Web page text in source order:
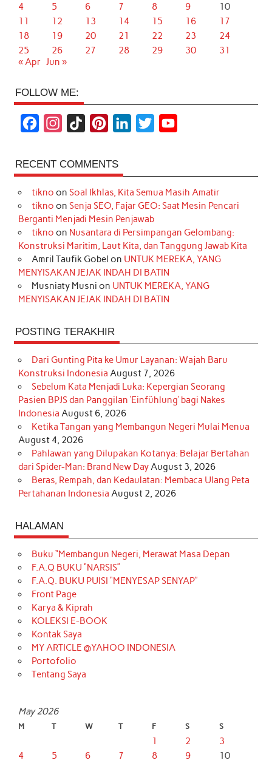
4
5 6 7 8 9
10
11
12 13 14 15 16
17
18
19 20 21 22 23
24
25
26 27 28 29 30
31
« Apr Jun »
FOLLOW ME:
c
e
b
o
k
s
t
a
r
a
m
k
T
o
k
n
t
e
r
e
s
t
k
e
d
I
n
t
t
r
T
u
e
RECENT COMMENTS
tikno on Soal Ikhlas, Kita Semua Masih Amatir
tikno on Senja SEO, Fajar GEO: Saat Mesin Pencari
Berganti Menjadi Mesin Penjawab
tikno on Nusantara di Persimpangan Gelombang:
Konstruksi Maritim, Laut Kita, dan Tanggung Jawab Kita
Amril Taufik Gobel on UNTUK MEREKA, YANG
MENYISAKAN JEJAK INDAH DI BATIN
Musniaty Musni on UNTUK MEREKA, YANG
MENYISAKAN JEJAK INDAH DI BATIN
POSTING TERAKHIR
Dari Gunting Pita ke Umur Layanan: Wajah Baru
Konstruksi Indonesia August 7, 2026
Sebelum Kata Menjadi Luka: Kepergian Seorang
Pasien BPJS dan Panggilan ‘Einfühlung’ bagi Nakes
Indonesia August 6, 2026
Ketika Tangan yang Membangun Negeri Mulai Menua
August 4, 2026
Pahlawan yang Dilupakan Kotanya: Belajar Bertahan
dari Spider-Man: Brand New DayAugust 3, 2026
Beras, Rempah, dan Kedaulatan: Membaca Ulang Peta
Pertahanan Indonesia August 2, 2026
HALAMAN
Buku “Membangun Negeri, Merawat Masa Depan
F.A.Q BUKU “NARSIS”
F.A.Q. BUKU PUISI “MENYESAP SENYAP”
Front Page
Karya & Kiprah
KOLEKSI E-BOOK
Kontak Saya
MY ARTICLE @YAHOO INDONESIA
Portofolio
Tentang Saya
May 2026
M T W T F S S
1 2
3
4
5 6 7 8 9 10